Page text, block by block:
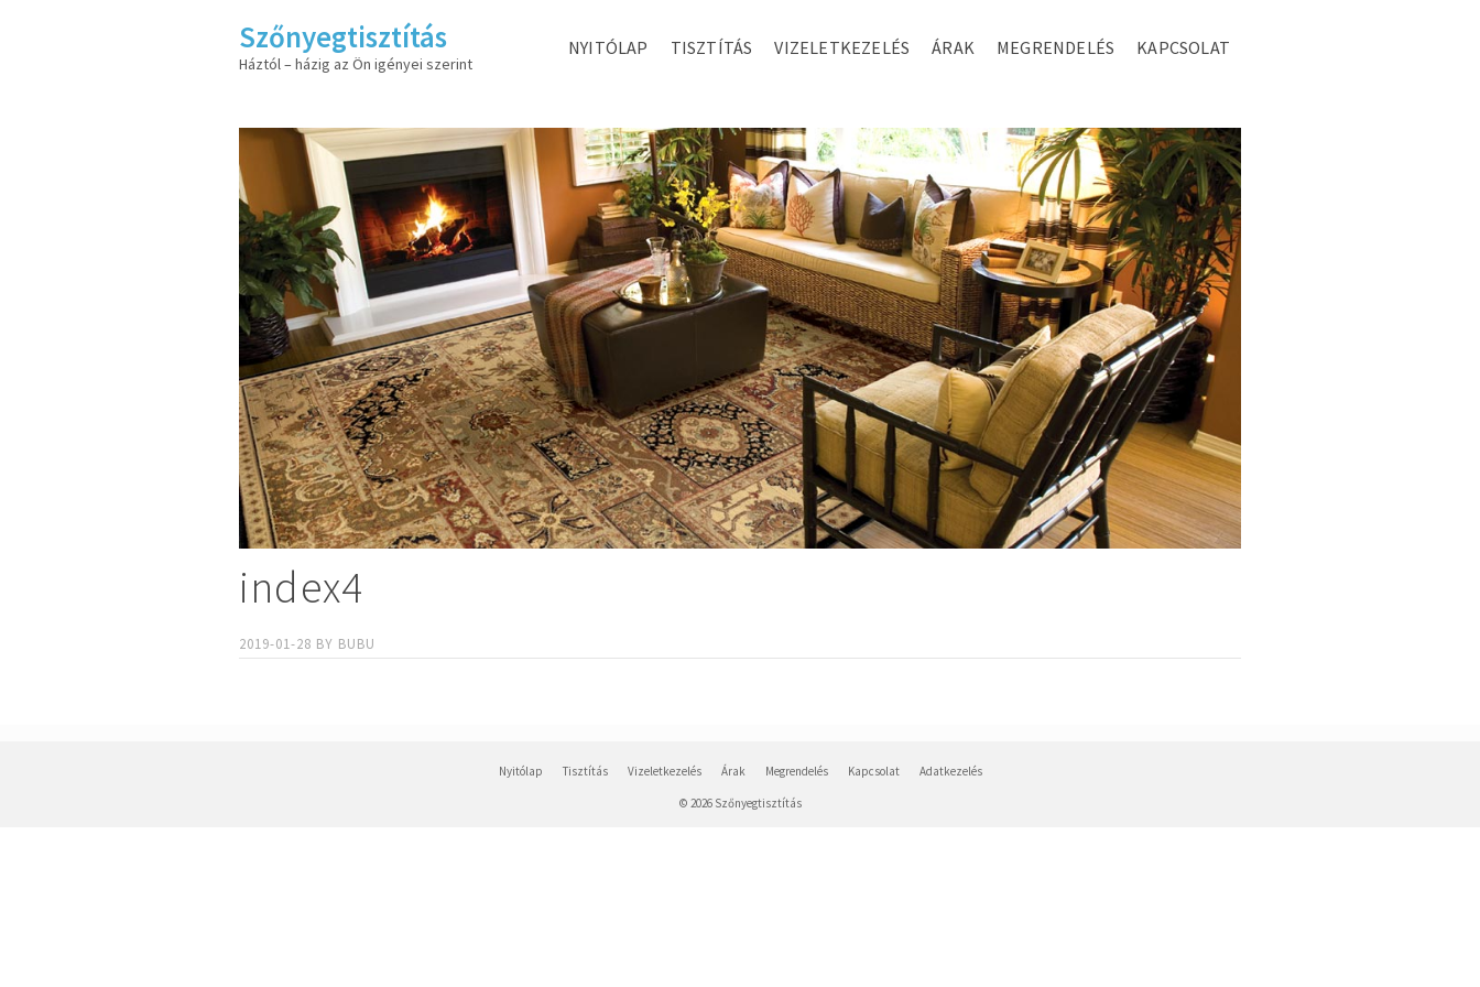
Szőnyegtisztítás
Háztól – házig az Ön igényei szerint
NYITÓLAP TISZTÍTÁS VIZELETKEZELÉS ÁRAK MEGRENDELÉS KAPCSOLAT
index4
2019-01-28 BY BUBU
Nyitólap Tisztítás Vizeletkezelés Árak Megrendelés Kapcsolat Adatkezelés
© 2026 Szőnyegtisztítás